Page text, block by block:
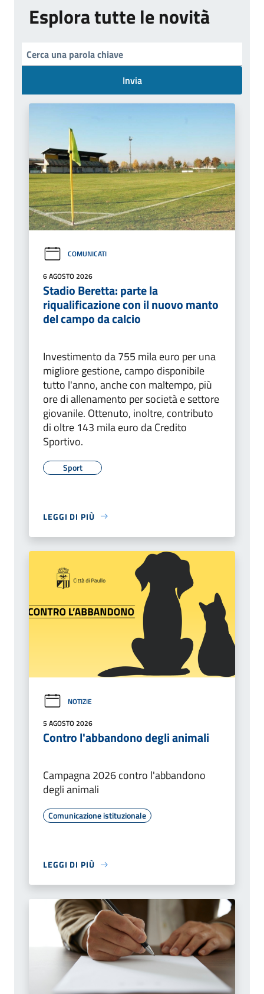
Esplora tutte le novità
Invia
COMUNICATI
6 AGOSTO 2026
Stadio Beretta: parte la
riqualificazione con il nuovo manto
del campo da calcio
Investimento da 755 mila euro per una
migliore gestione, campo disponibile
tutto l'anno, anche con maltempo, più
ore di allenamento per società e settore
giovanile. Ottenuto, inoltre, contributo
di oltre 143 mila euro da Credito
Sportivo.
Sport
LEGGI DI PIÙ
NOTIZIE
5 AGOSTO 2026
Contro l'abbandono degli animali
Campagna 2026 contro l'abbandono
degli animali
Comunicazione istituzionale
LEGGI DI PIÙ